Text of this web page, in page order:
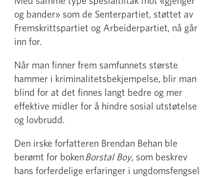
og bander» som de Senterpartiet, støttet av
Fremskrittspartiet og Arbeiderpartiet, nå går
inn for.
Når man finner frem samfunnets største
hammer i kriminalitetsbekjempelse, blir man
blind for at det finnes langt bedre og mer
effektive midler for å hindre sosial utstøtelse
og lovbrudd.
Den irske forfatteren Brendan Behan ble
berømt for boken Borstal Boy, som beskrev
hans forferdelige erfaringer i ungdomsfengsel